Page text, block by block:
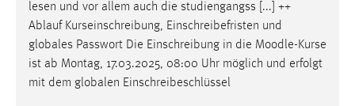
lesen und vor allem auch die studiengangss [...] ++
Ablauf Kurseinschreibung, Einschreibefristen und
globales Passwort Die Einschreibung in die Moodle-Kurse
ist ab Montag, 17.03.2025, 08:00 Uhr möglich und erfolgt
mit dem globalen Einschreibeschlüssel
chat-frame-style-5e9dbeb1811c0446
Zweck:
Wird benötigt um die Chatfunktion nutzen zu können.
Cookie Laufzeit: